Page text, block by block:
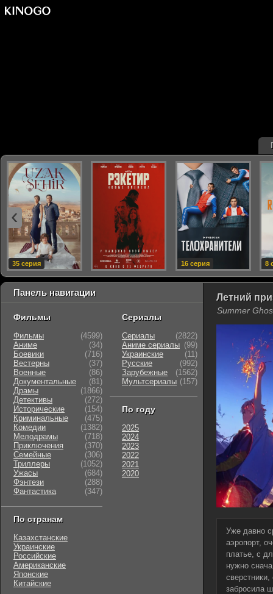
Летний
Summer
Уже давно
аэропорт,
платье, с
нужно
забросила
Панель навигации
Фильмы
Фильмы
(4599)
Аниме
(34)
Боевики
(716)
Вестерны
(37)
Военные
(86)
Документальные
(81)
Драмы
(1866)
Детективы
(272)
Исторические
(154)
Криминальные
(475)
Комедии
(1382)
Мелодрамы
(718)
Приключения
(370)
Семейные
(306)
Триллеры
(1052)
Ужасы
(684)
Фэнтези
(288)
Фантастика
(347)
По странам
Казахстанские
Украинские
Российские
Американские
Японские
Китайские
Сериалы
Сериалы
(2822)
Аниме сериалы (99)
Украинские
(11)
Русские
(992)
Зарубежные
(1562)
Мультсериалы (157)
По году
2025
2024
2023
2022
2021
2020
35 серия 16 серия 8
‹